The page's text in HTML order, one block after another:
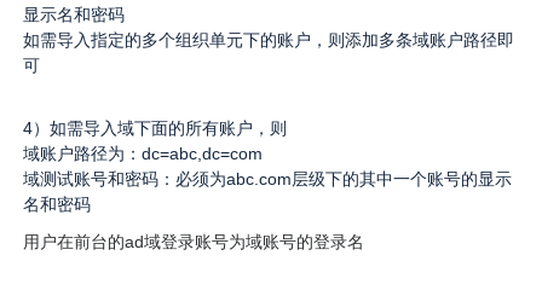
生产制造业
IT互联网行业
影视制作业
显示名和密码
如需导入指定的多个组织单元下的账户，则添加多条域账户路径即
可
4）如需导入域下面的所有账户，则
域账户路径为：dc=abc,dc=com
域测试账号和密码：必须为abc.com层级下的其中一个账号的显示
名和密码
用户在前台的ad域登录账号为域账号的登录名